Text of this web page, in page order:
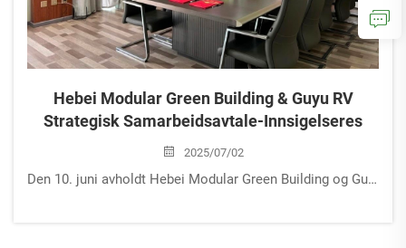
Hebei Modular Green Building & Guyu RV
Strategisk Samarbeidsavtale-Innsigelseres
2025/07/02
Den 10. juni avholdt Hebei Modular Green Building og Guyu RV en stor strategisk samarbeidsavtale-innsigelsesseremoni på Modular Green Buildings fabrikk i Tangshan. Sentrale ledere og kjernekjemper fra begge parter vitnet til dette historiske øyeblikket, noe som markerer...